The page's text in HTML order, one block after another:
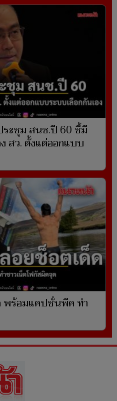
ะชุม สนช.ปี 60 ชี้มี
สว. ตั้งแต่ออกแบบ
พร้อมแคปชั่นพีค ทำ